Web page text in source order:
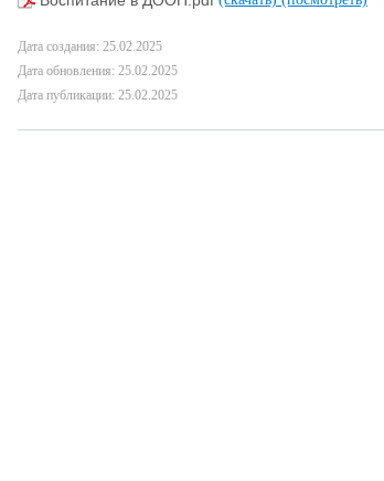
Дата создания: 25.02.2025
Дата обновления: 25.02.2025
Дата публикации: 25.02.2025